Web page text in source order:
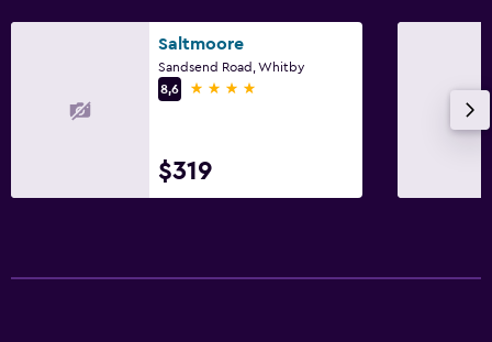
Saltmoore
Sandsend Road, Whitby
8,6
4 estrellas
$319